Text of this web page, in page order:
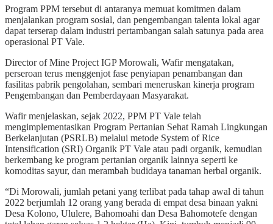
Program PPM tersebut di antaranya memuat komitmen dalam
menjalankan program sosial, dan pengembangan talenta lokal agar
dapat terserap dalam industri pertambangan salah satunya pada area
operasional PT Vale.
Director of Mine Project IGP Morowali, Wafir mengatakan,
perseroan terus menggenjot fase penyiapan penambangan dan
fasilitas pabrik pengolahan, sembari meneruskan kinerja program
Pengembangan dan Pemberdayaan Masyarakat.
Wafir menjelaskan, sejak 2022, PPM PT Vale telah
mengimplementasikan Program Pertanian Sehat Ramah Lingkungan
Berkelanjutan (PSRLB) melalui metode System of Rice
Intensification (SRI) Organik PT Vale atau padi organik, kemudian
berkembang ke program pertanian organik lainnya seperti ke
komoditas sayur, dan merambah budidaya tanaman herbal organik.
“Di Morowali, jumlah petani yang terlibat pada tahap awal di tahun
2022 berjumlah 12 orang yang berada di empat desa binaan yakni
Desa Kolono, Ululere, Bahomoahi dan Desa Bahomotefe dengan